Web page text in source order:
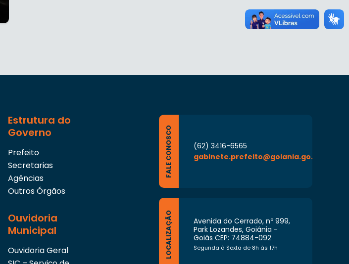
Estrutura do
Governo
Prefeito
Secretarias
Agências
Outros Órgãos
Ouvidoria
Municipal
Ouvidoria Geral
FALE CONOSCO
(62) 3416-6565
gabinete.prefeito@goiania.go.gov.br
LOCALIZAÇÃO
Avenida do Cerrado, nº 999,
Park Lozandes, Goiânia -
Goiás CEP: 74884-092
Segunda à Sexta de 8h às 17h